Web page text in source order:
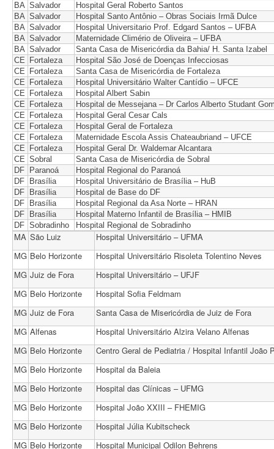
BA Salvador
Hospital Geral Roberto Santos
BA Salvador
Hospital Santo Antônio – Obras Sociais Irmã Dulce
BA Salvador
Hospital Universitario Prof. Edgard Santos – UFBA
BA Salvador
Maternidade Climério de Oliveira – UFBA
BA Salvador
Santa Casa de Misericórdia da Bahia/ H. Santa Izabel
CE
Fortaleza
Hospital São José de Doenças Infecciosas
CE
Fortaleza
Santa Casa de Misericórdia de Fortaleza
CE
Fortaleza
Hospital Universitário Walter Cantídio – UFCE
CE
Fortaleza
Hospital Albert Sabin
CE
Fortaleza
Hospital de Messejana – Dr Carlos Alberto Studant
CE
Fortaleza
Hospital Geral Cesar Cals
CE
Fortaleza
Hospital Geral de Fortaleza
CE
Fortaleza
Maternidade Escola Assis Chateaubriand – UFCE
CE
Fortaleza
Hospital Geral Dr. Waldemar Alcantara
CE Sobral
Santa Casa de Misericórdia de Sobral
DF
Paranoá
Hospital Regional do Paranoá
DF
Brasília
Hospital Universitário de Brasília – HuB
DF
Brasília
Hospital de Base do DF
DF
Brasília
Hospital Regional da Asa Norte – HRAN
DF
Brasília
Hospital Materno Infantil de Brasília – HMIB
DF Sobradinho Hospital Regional de Sobradinho
MA São Luiz
Hospital Universitário – UFMA
MG Belo Horizonte
Hospital Universitário Risoleta Tolentino Neves
MG Juiz de Fora
Hospital Universitário – UFJF
MG Belo Horizonte
Hospital Sofia Feldmam
MG Juiz de Fora
Santa Casa de Misericórdia de Juiz de Fora
MG Alfenas
Hospital Universitário Alzira Velano Alfenas
MG Belo Horizonte
Centro Geral de Pediatria / Hospital Infantil João
MG Belo Horizonte
Hospital da Baleia
MG Belo Horizonte
Hospital das Clínicas – UFMG
MG Belo Horizonte
Hospital João XXIII – FHEMIG
MG Belo Horizonte
Hospital Júlia Kubitscheck
MG Belo Horizonte
Hospital Municipal Odilon Behrens